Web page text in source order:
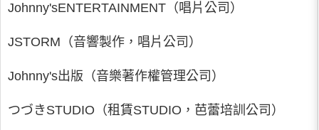
Johnny'sENTERTAINMENT（唱片公司）
JSTORM（音響製作，唱片公司）
Johnny's出版（音樂著作權管理公司）
つづきSTUDIO（租賃STUDIO，芭蕾培訓公司）